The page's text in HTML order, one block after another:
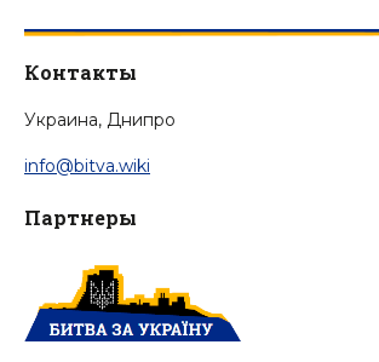
Контакты
Украина, Днипро
info@bitva.wiki
Партнеры